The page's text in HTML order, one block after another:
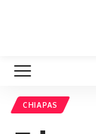
CHIAPAS